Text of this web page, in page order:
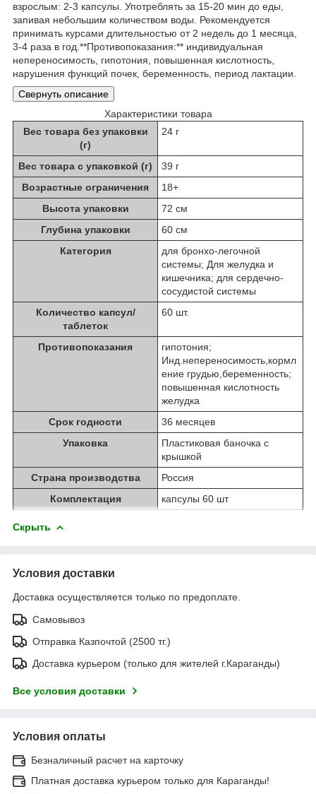
взрослым: 2-3 капсулы. Употреблять за 15-20 мин до еды,
запивая небольшим количеством воды. Рекомендуется
принимать курсами длительностью от 2 недель до 1 месяца,
3-4 раза в год.**Противопоказания:** индивидуальная
непереносимость, гипотония, повышенная кислотность,
нарушения функций почек, беременность, период лактации.
Свернуть описание
Характеристики товара
Вес товара без упаковки
(г)
24 г
Вес товара с упаковкой (г)
39 г
Возрастные ограничения
18+
Высота упаковки
72 см
Глубина упаковки
60 см
Категория
для бронхо-легочной
системы; Для желудка и
кишечника; для сердечно-
сосудистой системы
Количество капсул/
таблеток
60 шт.
Противопоказания
гипотония;
Инд.непереносимость,кормл
ение грудью,беременность;
повышенная кислотность
желудка
Срок годности
36 месяцев
Упаковка
Пластиковая баночка с
крышкой
Страна производства
Россия
Комплектация
капсулы 60 шт
Скрыть
Условия доставки
Доставка осуществляется только по предоплате.
Самовывоз
Отправка Казпочтой (2500 тг.)
Доставка курьером (только для жителей г.Караганды)
Все условия доставки
Условия оплаты
Безналичный расчет на карточку
Платная доставка курьером только для Караганды!